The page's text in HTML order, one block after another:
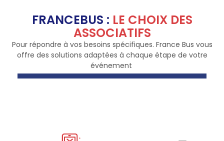
FRANCEBUS : LE CHOIX DES
ASSOCIATIFS
Pour répondre à vos besoins spécifiques. France Bus vous
offre des solutions adaptées à chaque étape de votre
événement